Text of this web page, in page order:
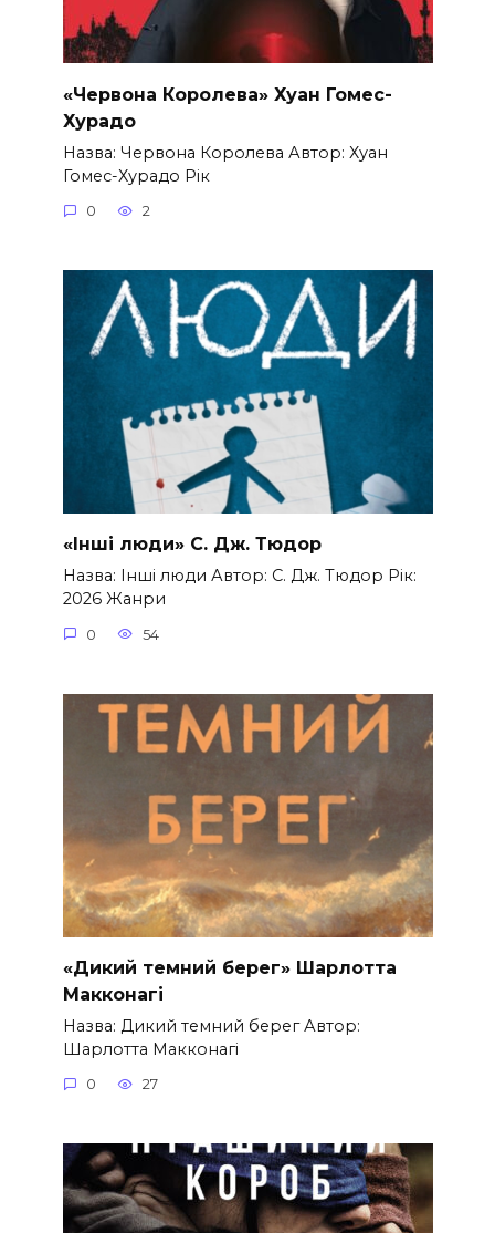
«Червона Королева» Хуан Гомес-
Хурадо
Назва: Червона Королева Автор: Хуан
Гомес-Хурадо Рік
0 2
«Інші люди» С. Дж. Тюдор
Назва: Інші люди Автор: С. Дж. Тюдор Рік:
2026 Жанри
0 54
«Дикий темний берег» Шарлотта
Макконагі
Назва: Дикий темний берег Автор:
Шарлотта Макконагі
0 27